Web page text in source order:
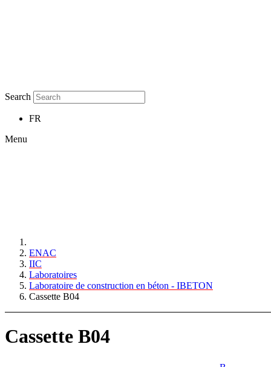
Search
FR
Menu
ENAC
IIC
Laboratoires
Laboratoire de construction en béton - IBETON
Cassette B04
Cassette B04